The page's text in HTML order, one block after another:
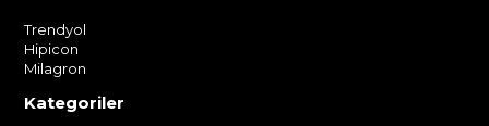
Trendyol
Hipicon
Milagron
Kategoriler